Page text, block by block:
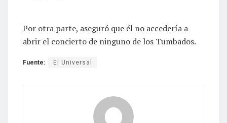
Por otra parte, aseguró que él no accedería a
abrir el concierto de ninguno de los Tumbados.
Fuente: El Universal